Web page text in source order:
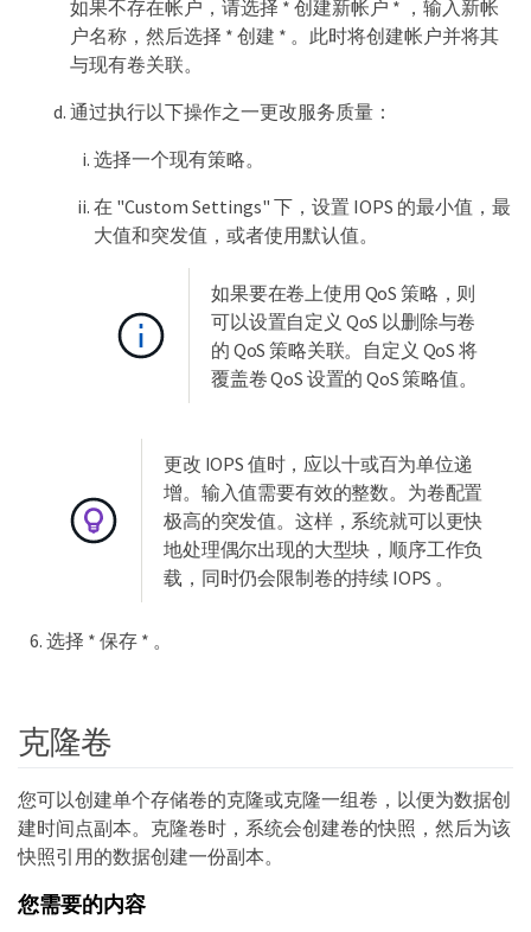
如果不存在帐户，请选择 * 创建新帐户 * ，输入新帐
户名称，然后选择 * 创建 * 。此时将创建帐户并将其
与现有卷关联。
通过执行以下操作之一更改服务质量：
选择一个现有策略。
在 "Custom Settings" 下，设置 IOPS 的最小值，最
大值和突发值，或者使用默认值。
如果要在卷上使用 QoS 策略，则
可以设置自定义 QoS 以删除与卷
的 QoS 策略关联。自定义 QoS 将
覆盖卷 QoS 设置的 QoS 策略值。
更改 IOPS 值时，应以十或百为单位递
增。输入值需要有效的整数。为卷配置
极高的突发值。这样，系统就可以更快
地处理偶尔出现的大型块，顺序工作负
载，同时仍会限制卷的持续 IOPS 。
选择 * 保存 * 。
克隆卷
您可以创建单个存储卷的克隆或克隆一组卷，以便为数据创
建时间点副本。克隆卷时，系统会创建卷的快照，然后为该
快照引用的数据创建一份副本。
您需要的内容